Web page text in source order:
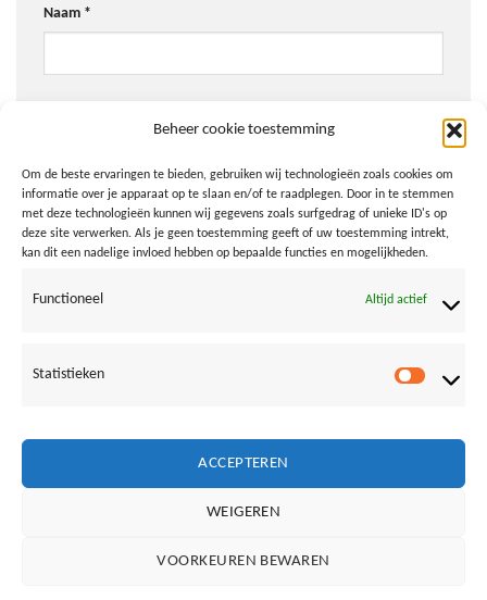
Beheer cookie toestemming
Om de beste ervaringen te bieden, gebruiken wij technologieën zoals cookies om
informatie over je apparaat op te slaan en/of te raadplegen. Door in te stemmen
met deze technologieën kunnen wij gegevens zoals surfgedrag of unieke ID's op
deze site verwerken. Als je geen toestemming geeft of uw toestemming intrekt,
kan dit een nadelige invloed hebben op bepaalde functies en mogelijkheden.
Functioneel Altijd actief
Statistieken
ACCEPTEREN
WEIGEREN
VOORKEUREN BEWAREN
Naam *
Site
Vrienden van Loods aan Zee: